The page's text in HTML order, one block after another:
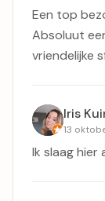
Een top
Absoluut
vriendelijke
Iris
13
Ik slaag hier